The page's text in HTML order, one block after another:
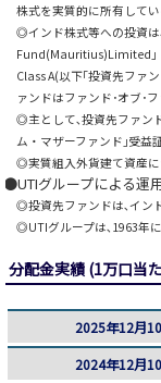
株式を実質的に所有して
◎インド株式等への投資
Fund(Mauritius)Limited｣
Class A(以下｢投資先ファ
ァンドはファンド･オブ･
◎主として､投資先ファン
ム・マザーファンド｣受益
◎実質組入外貨建て資産に
UTIグループによる運
◎投資先ファンドは､イン
◎UTIグループは､1963年
分配金実績 (1万口当
2025年12月
2024年12月